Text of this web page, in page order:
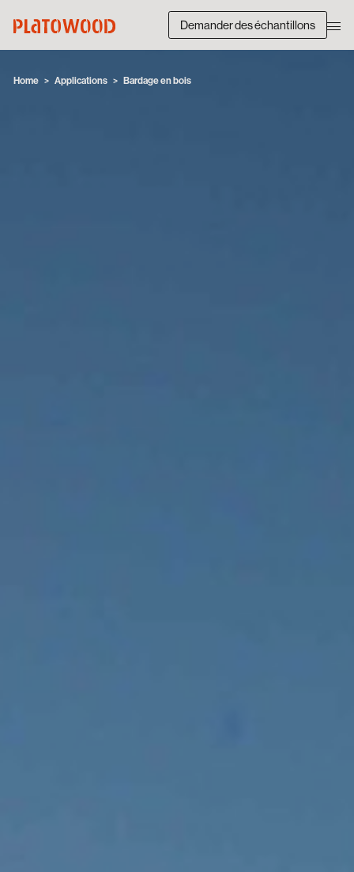
Demander des échantillons
Home Applications Bardage en bois